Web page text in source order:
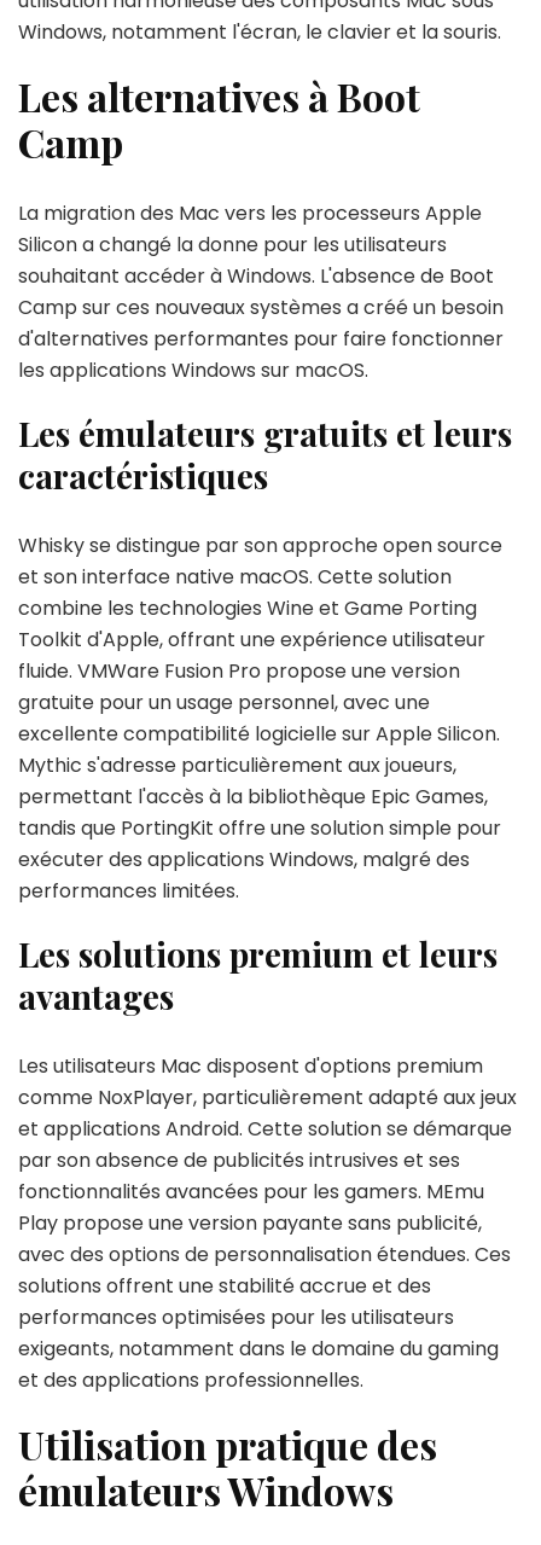
Windows, notamment l'écran, le clavier et la souris.
Les alternatives à Boot
Camp
La migration des Mac vers les processeurs Apple
Silicon a changé la donne pour les utilisateurs
souhaitant accéder à Windows. L'absence de Boot
Camp sur ces nouveaux systèmes a créé un besoin
d'alternatives performantes pour faire fonctionner
les applications Windows sur macOS.
Les émulateurs gratuits et leurs
caractéristiques
Whisky se distingue par son approche open source
et son interface native macOS. Cette solution
combine les technologies Wine et Game Porting
Toolkit d'Apple, offrant une expérience utilisateur
fluide. VMWare Fusion Pro propose une version
gratuite pour un usage personnel, avec une
excellente compatibilité logicielle sur Apple Silicon.
Mythic s'adresse particulièrement aux joueurs,
permettant l'accès à la bibliothèque Epic Games,
tandis que PortingKit offre une solution simple pour
exécuter des applications Windows, malgré des
performances limitées.
Les solutions premium et leurs
avantages
Les utilisateurs Mac disposent d'options premium
comme NoxPlayer, particulièrement adapté aux jeux
et applications Android. Cette solution se démarque
par son absence de publicités intrusives et ses
fonctionnalités avancées pour les gamers. MEmu
Play propose une version payante sans publicité,
avec des options de personnalisation étendues. Ces
solutions offrent une stabilité accrue et des
performances optimisées pour les utilisateurs
exigeants, notamment dans le domaine du gaming
et des applications professionnelles.
Utilisation pratique des
émulateurs Windows